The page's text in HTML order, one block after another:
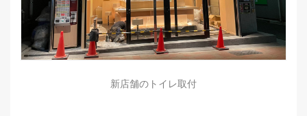
新店舗のトイレ取付